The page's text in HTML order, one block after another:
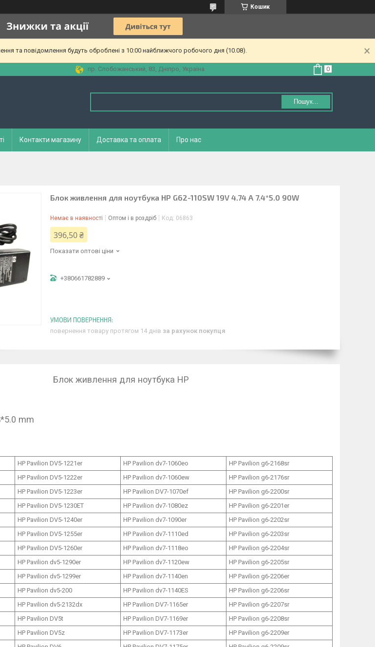
Кошик
та повідомлення будуть оброблені з 10:00 найближчого робочого дня (10.08).
пр. Слобожанський, 83, Дніпро, Україна
Пошук...
Контакти магазину Доставка та оплата Про нас
Блок живлення для ноутбука HP G62-110SW 19V 4.74 A 7.4*5.0 90W
Немає в наявності Оптом і в роздріб Код: 06863
396,50 ₴
Показати оптові ціни
+380661782889
повернення товару протягом 14 днів за рахунок покупця
Блок живлення для ноутбука HP
mm
HP Pavilion DV5-1221er HP Pavilion dv7-1060eo
HP Pavilion g6-2168sr
HP Pavilion DV5-1222er HP Pavilion dv7-1060ew
HP Pavilion g6-2176sr
HP Pavilion DV5-1223er HP Pavilion DV7-1070ef
HP Pavilion g6-2200sr
HP Pavilion DV5-1230ET HP Pavilion dv7-1080ez
HP Pavilion g6-2201er
HP Pavilion DV5-1240er HP Pavilion dv7-1090er
HP Pavilion g6-2202sr
HP Pavilion DV5-1255er HP Pavilion dv7-1110ed
HP Pavilion g6-2203sr
HP Pavilion DV5-1260er HP Pavilion dv7-1118eo
HP Pavilion g6-2204sr
HP Pavilion dv5-1290er HP Pavilion dv7-1120ew
HP Pavilion g6-2205sr
HP Pavilion dv5-1299er HP Pavilion dv7-1140en
HP Pavilion g6-2206er
HP Pavilion dv5-200 HP Pavilion dv7-1140ES
HP Pavilion g6-2206sr
HP Pavilion dv5-2132dx HP Pavilion DV7-1165er
HP Pavilion g6-2207sr
HP Pavilion DV5t HP Pavilion DV7-1169er
HP Pavilion g6-2208sr
HP Pavilion DV5z HP Pavilion DV7-1173er
HP Pavilion g6-2209er